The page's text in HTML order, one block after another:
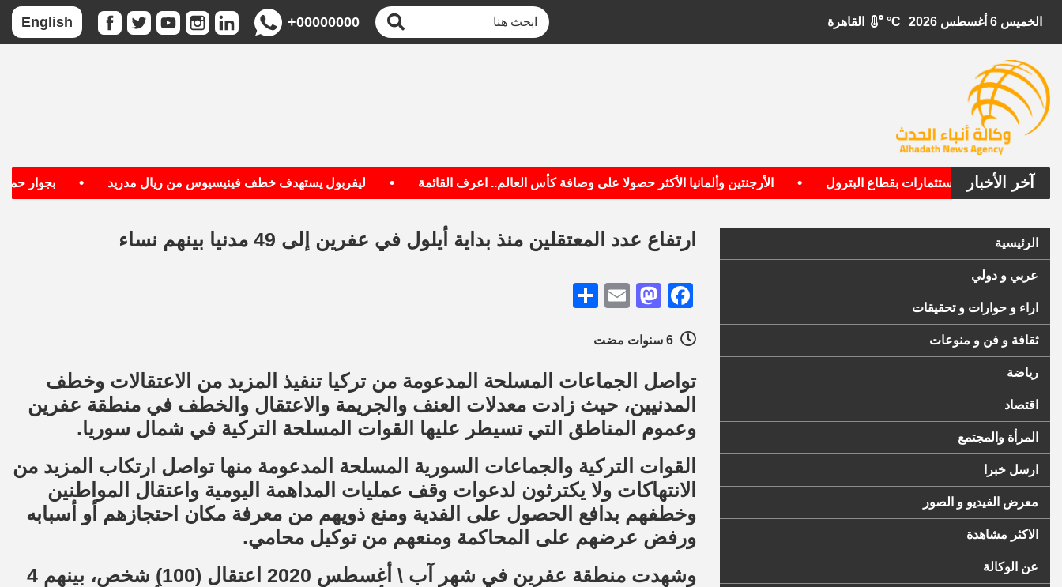
الخميس 6 أغسطس 2026 °C
+00000000
English
آخر الأخبار
محفظة استثمارات بقطاع البترول • الأرجنتين وألمانيا الأكثر حصولا على وصافة كأس العالم.. اعرف القائمة • ليفربول يستهدف خطف فينيسيوس من ريال مدريد • بجوار حمزة عبد
الرئيسية
عربي و دولي
اراء و حوارات و تحقيقات
ثقافة و فن و منوعات
رياضة
اقتصاد
المرأة والمجتمع
ارسل خبرا
معرض الفيديو و الصور
الاكثر مشاهدة
عن الوكالة
ارتفاع عدد المعتقلين منذ بداية أيلول في عفرين إلى 49 مدنيا بينهم نساء
Facebook
Mastodon
Email
تواصل الجماعات المسلحة المدعومة من تركيا تنفيذ المزيد من الاعتقالات وخطف
المدنيين، حيث زادت معدلات العنف والجريمة والاعتقال والخطف في منطقة عفرين
وعموم المناطق التي تسيطر عليها القوات المسلحة التركية في شمال سوريا.
القوات التركية والجماعات السورية المسلحة المدعومة منها تواصل ارتكاب المزيد من
الانتهاكات ولا يكترثون لدعوات وقف عمليات المداهمة اليومية واعتقال المواطنين
وخطفهم بدافع الحصول على الفدية ومنع ذويهم من معرفة مكان احتجازهم أو أسبابه
ورفض عرضهم على المحاكمة ومنعهم من توكيل محامي.
وشهدت منطقة عفرين في شهر آب \ أغسطس 2020 اعتقال (100) شخص، بينهم 4